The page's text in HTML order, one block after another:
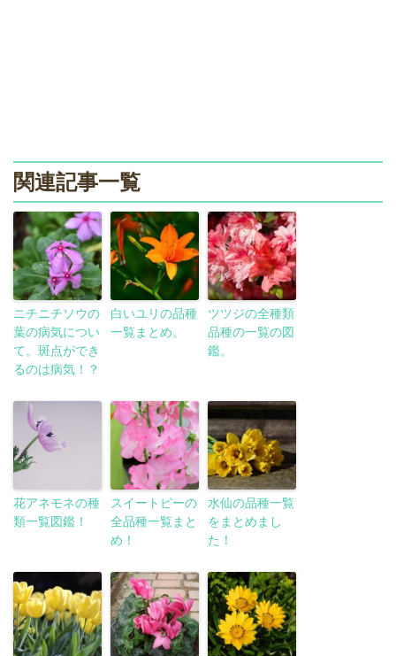
関連記事一覧
ニチニチソウの
葉の病気につい
て。斑点ができ
るのは病気！？
白いユリの品種
一覧まとめ。
ツツジの全種類
品種の一覧の図
鑑。
花アネモネの種
類一覧図鑑！
スイートピーの
全品種一覧まと
め！
水仙の品種一覧
をまとめまし
た！